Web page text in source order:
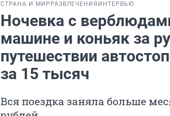
СТРАНА И МИР РАЗВЛЕЧЕНИЯ ИНТЕРВЬЮ
Ночевка с
машине и коньяк за
путешествии
за 15 тысяч
Вся поездка заняла больше